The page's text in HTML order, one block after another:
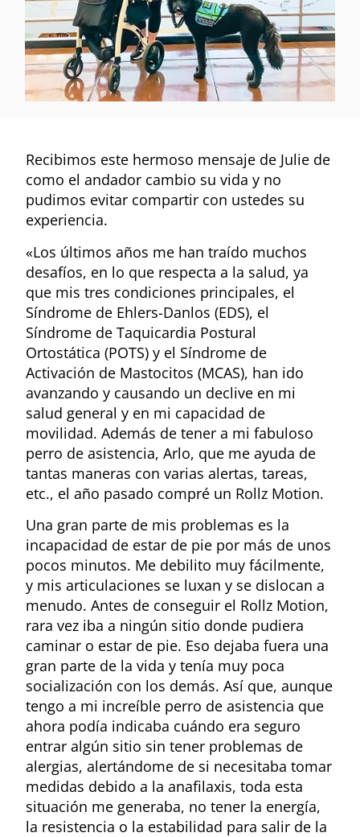
Recibimos este hermoso mensaje de Julie de
como el andador cambio su vida y no
pudimos evitar compartir con ustedes su
experiencia.
«Los últimos años me han traído muchos
desafíos, en lo que respecta a la salud, ya
que mis tres condiciones principales, el
Síndrome de Ehlers-Danlos (EDS), el
Síndrome de Taquicardia Postural
Ortostática (POTS) y el Síndrome de
Activación de Mastocitos (MCAS), han ido
avanzando y causando un declive en mi
salud general y en mi capacidad de
movilidad. Además de tener a mi fabuloso
perro de asistencia, Arlo, que me ayuda de
tantas maneras con varias alertas, tareas,
etc., el año pasado compré un Rollz Motion.
Una gran parte de mis problemas es la
incapacidad de estar de pie por más de unos
pocos minutos. Me debilito muy fácilmente,
y mis articulaciones se luxan y se dislocan a
menudo. Antes de conseguir el Rollz Motion,
rara vez iba a ningún sitio donde pudiera
caminar o estar de pie. Eso dejaba fuera una
gran parte de la vida y tenía muy poca
socialización con los demás. Así que, aunque
tengo a mi increíble perro de asistencia que
ahora podía indicaba cuándo era seguro
entrar algún sitio sin tener problemas de
alergias, alertándome de si necesitaba tomar
medidas debido a la anafilaxis, toda esta
situación me generaba, no tener la energía,
la resistencia o la estabilidad para salir de la